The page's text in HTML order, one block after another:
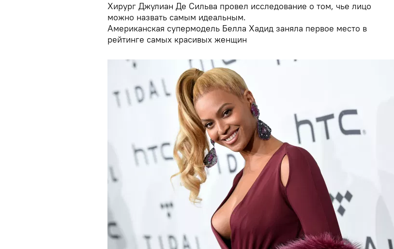
Хирург Джулиан Де Сильва провел исследование о том, чье лицо
можно назвать самым идеальным.
Американская супермодель Белла Хадид заняла первое место в
рейтинге самых красивых женщин